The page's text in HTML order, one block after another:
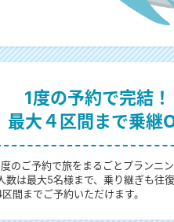
1度の予約で完結！
最大４区間まで乗継
のご予約で旅をまるごとプランニン
数は最大5名様まで、乗り継ぎも往
間までご予約いただけます。